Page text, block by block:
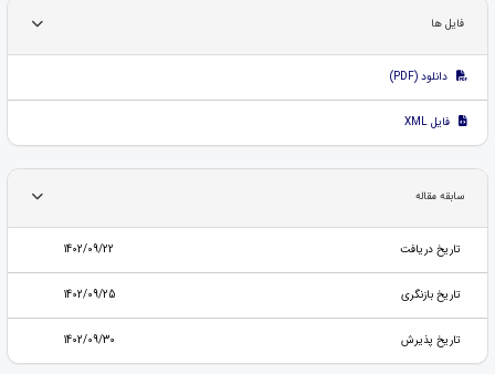
فایل ها
دانلود (PDF)
فایل XML
سابقه مقاله
تاریخ دریافت 1402/09/22
تاریخ بازنگری 1402/09/25
تاریخ پذیرش 1402/09/30